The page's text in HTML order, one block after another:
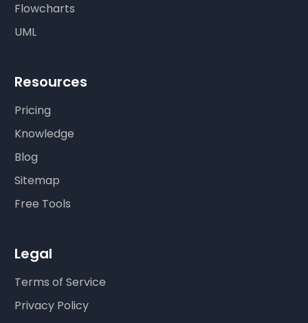
Flowcharts
UML
Resources
Pricing
Knowledge
Blog
Sitemap
Free Tools
Legal
Terms of Service
Privacy Policy